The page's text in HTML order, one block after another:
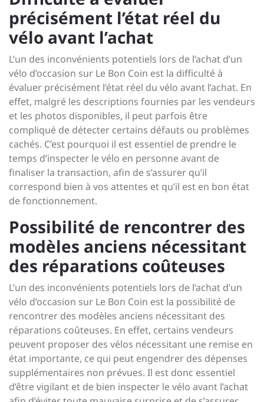
précisément l’état réel du
vélo avant l’achat
L’un des inconvénients potentiels lors de l’achat d’un
vélo d’occasion sur Le Bon Coin est la difficulté à
évaluer précisément l’état réel du vélo avant l’achat. En
effet, malgré les descriptions fournies par les vendeurs
et les photos disponibles, il peut parfois être
compliqué de détecter certains défauts ou problèmes
cachés. C’est pourquoi il est essentiel de prendre le
temps d’inspecter le vélo en personne avant de
finaliser la transaction, afin de s’assurer qu’il
correspond bien à vos attentes et qu’il est en bon état
de fonctionnement.
Possibilité de rencontrer des
modèles anciens nécessitant
des réparations coûteuses
L’un des inconvénients potentiels lors de l’achat d’un
vélo d’occasion sur Le Bon Coin est la possibilité de
rencontrer des modèles anciens nécessitant des
réparations coûteuses. En effet, certains vendeurs
peuvent proposer des vélos nécessitant une remise en
état importante, ce qui peut engendrer des dépenses
supplémentaires non prévues. Il est donc essentiel
d’être vigilant et de bien inspecter le vélo avant l’achat